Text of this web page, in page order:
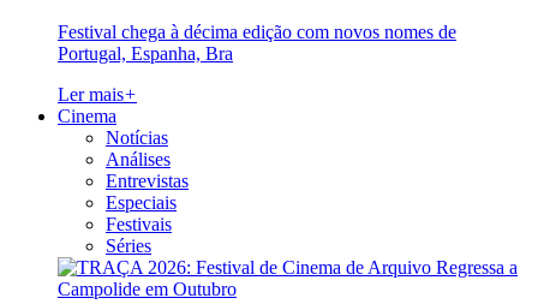
Festival chega à décima edição com novos nomes de
Portugal, Espanha, Bra
Ler mais+
Cinema
Notícias
Análises
Entrevistas
Especiais
Festivais
Séries